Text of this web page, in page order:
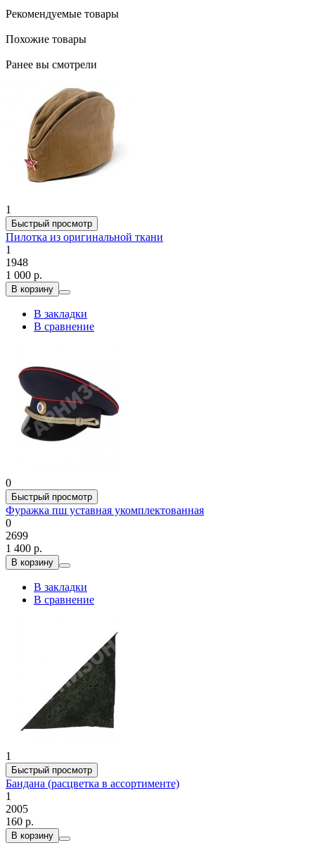
Рекомендуемые товары
Похожие товары
Ранее вы смотрели
1
Быстрый просмотр
Пилотка из оригинальной ткани
1
1948
1 000 р.
В корзину
В закладки
В сравнение
0
Быстрый просмотр
Фуражка пш уставная укомплектованная
0
2699
1 400 р.
В корзину
В закладки
В сравнение
1
Быстрый просмотр
Бандана (расцветка в ассортименте)
1
2005
160 р.
В корзину